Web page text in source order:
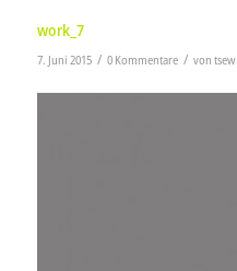
work_7
7. Juni 2015 / 0 Kommentare / von tsew